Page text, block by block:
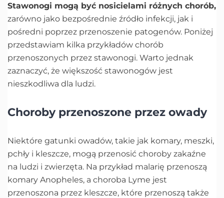
Stawonogi mogą być nosicielami różnych chorób,
zarówno jako bezpośrednie źródło infekcji, jak i
pośredni poprzez przenoszenie patogenów. Poniżej
przedstawiam kilka przykładów chorób
przenoszonych przez stawonogi. Warto jednak
zaznaczyć, że większość stawonogów jest
nieszkodliwa dla ludzi.
Choroby przenoszone przez owady
Niektóre gatunki owadów, takie jak komary, meszki,
pchły i kleszcze, mogą przenosić choroby zakaźne
na ludzi i zwierzęta. Na przykład malarię przenoszą
komary Anopheles, a choroba Lyme jest
przenoszona przez kleszcze, które przenoszą także